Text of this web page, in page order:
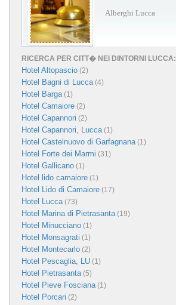
Alberghi Lucca
RICERCA PER CITT� NEI DINTORNI LUCCA:
Hotel Altopascio (2)
Hotel Bagni di Lucca(4)
Hotel Barga(1)
Hotel Camaiore (2)
Hotel Capannori (2)
Hotel Capannori, Lucca(1)
Hotel Castelnuovo di Garfagnana(1)
Hotel Forte dei Marmi (31)
Hotel Gallicano (1)
Hotel lido camaiore (1)
Hotel Lido di Camaiore (17)
Hotel Lucca(73)
Hotel Marina di Pietrasanta(19)
Hotel Minucciano (1)
Hotel Monsagrati (1)
Hotel Montecarlo (2)
Hotel Pescaglia, LU (1)
Hotel Pietrasanta(5)
Hotel Pieve Fosciana(1)
Hotel Porcari (2)